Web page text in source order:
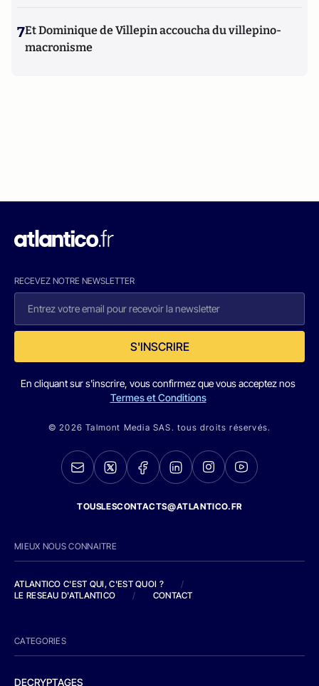
7Et Dominique de Villepin accoucha du villepino-
macronisme
RECEVEZ NOTRE NEWSLETTER
S'INSCRIRE
En cliquant sur s'inscrire, vous confirmez que vous acceptez nos
Termes et Conditions
© 2026 Talmont Media SAS. tous droits réservés.
TOUSLESCONTACTS@ATLANTICO.FR
MIEUX NOUS CONNAITRE
ATLANTICO C'EST QUI, C'EST QUOI ?
/
LE RESEAU D'ATLANTICO
/ CONTACT
CATEGORIES
DECRYPTAGES